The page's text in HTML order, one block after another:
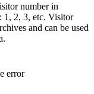
number in
1, 2, 3, etc. Visitor
and can be used
error